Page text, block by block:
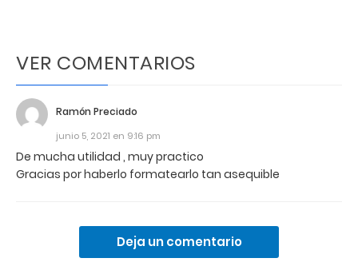
VER COMENTARIOS
Ramón Preciado
junio 5, 2021 en 9:16 pm
De mucha utilidad , muy practico
Gracias por haberlo formatearlo tan asequible
Deja un comentario